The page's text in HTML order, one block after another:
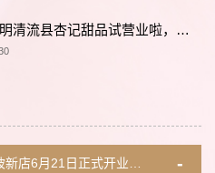
福建三明清流县杏记甜品试营业啦，进店消费就送龟苓膏～
式开业，地道糖水等你来尝鲜～